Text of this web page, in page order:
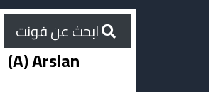
(A) Arslan